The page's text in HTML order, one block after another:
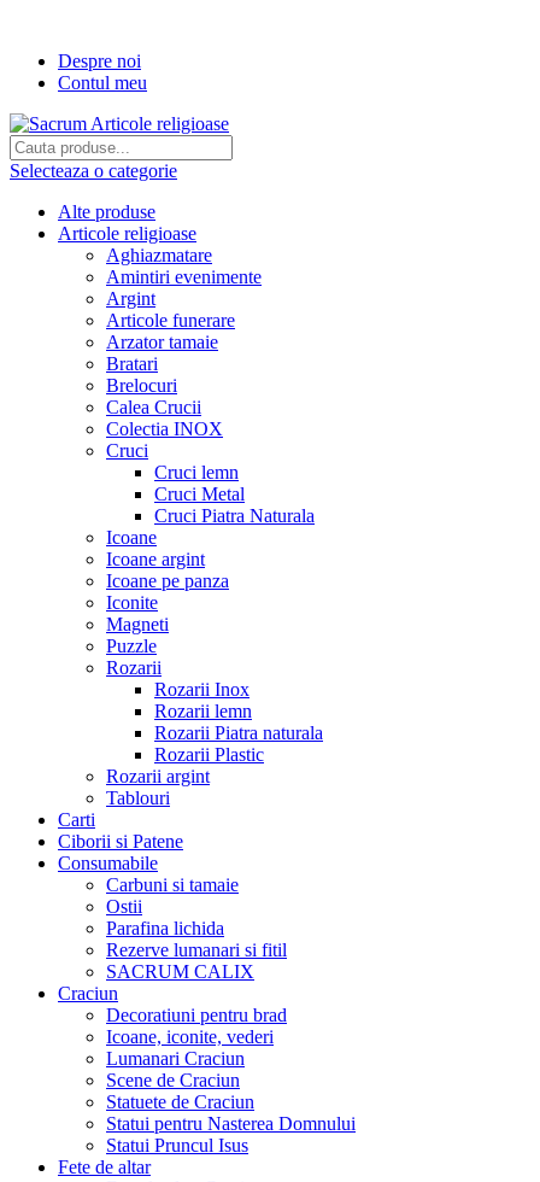
Despre noi
Contul meu
Selecteaza o categorie
Alte produse
Articole religioase
Aghiazmatare
Amintiri evenimente
Argint
Articole funerare
Arzator tamaie
Bratari
Brelocuri
Calea Crucii
Colectia INOX
Cruci
Cruci lemn
Cruci Metal
Cruci Piatra Naturala
Icoane
Icoane argint
Icoane pe panza
Iconite
Magneti
Puzzle
Rozarii
Rozarii Inox
Rozarii lemn
Rozarii Piatra naturala
Rozarii Plastic
Rozarii argint
Tablouri
Carti
Ciborii si Patene
Consumabile
Carbuni si tamaie
Ostii
Parafina lichida
Rezerve lumanari si fitil
SACRUM CALIX
Craciun
Decoratiuni pentru brad
Icoane, iconite, vederi
Lumanari Craciun
Scene de Craciun
Statuete de Craciun
Statui pentru Nasterea Domnului
Statui Pruncul Isus
Fete de altar